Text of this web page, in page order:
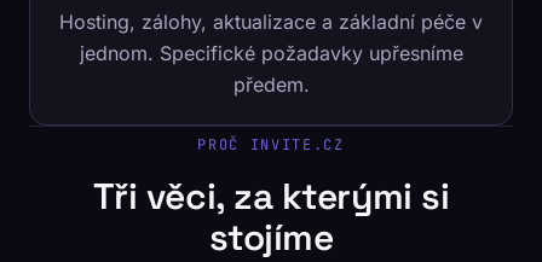
Hosting, zálohy, aktualizace a základní péče v
jednom. Specifické požadavky upřesníme
předem.
PROČ INVITE.CZ
Tři věci, za kterými si
stojíme